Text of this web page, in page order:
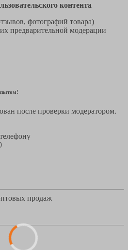
контента
фотографий товара)
предварительной модерации
после проверки модератором.
продаж